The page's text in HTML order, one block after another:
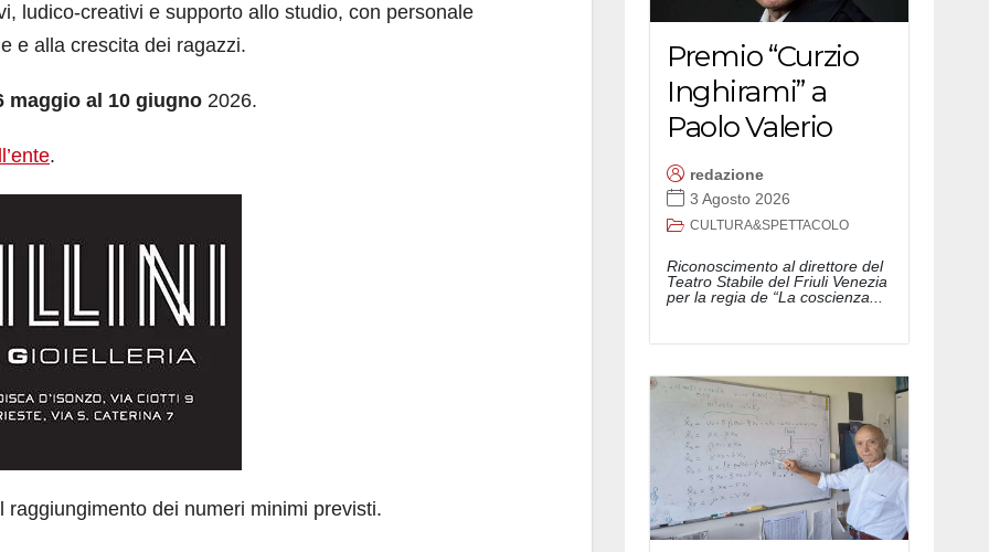
ludico-creativi e supporto allo studio, con personale
e alla crescita dei ragazzi.
maggio al 10 giugno 2026.
.
raggiungimento dei numeri minimi previsti.
Premio “Curzio
Inghirami” a
Paolo Valerio
redazione
3 Agosto 2026
CULTURA&SPETTACOLO
Riconoscimento al direttore del
Teatro Stabile del Friuli Venezia
per la regia de “La coscienza...